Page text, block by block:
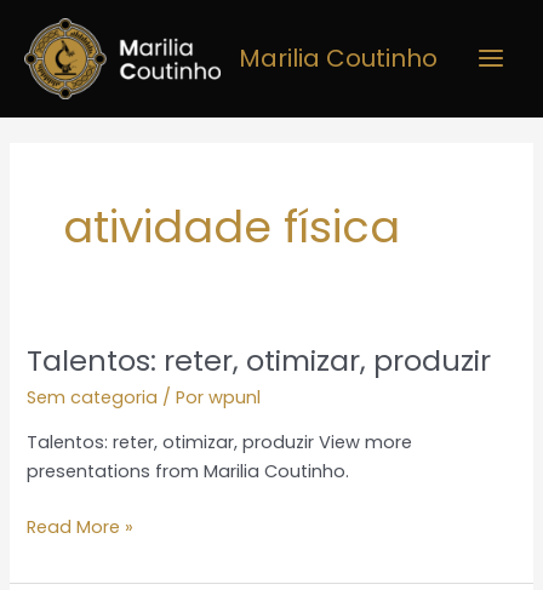
para
conteúdo
Marilia Coutinho
atividade física
Talentos: reter, otimizar, produzir
Sem categoria / Porwpunl
Talentos: reter, otimizar, produzir View more
presentations from Marilia Coutinho.
Talentos:
produzir
Read More »